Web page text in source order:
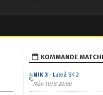
KOMMANDE
NIK 3- Luleå SK 2
Mån 10/8 20:00